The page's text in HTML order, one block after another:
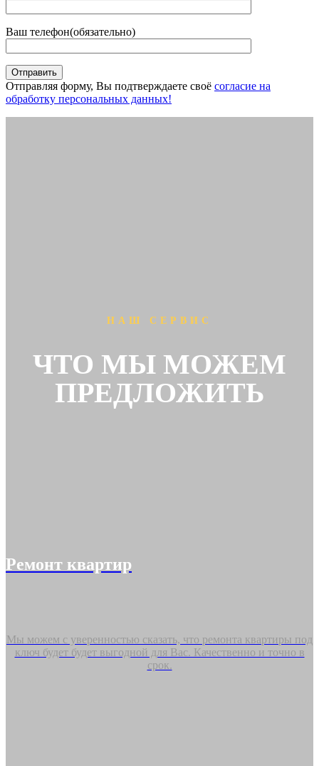
Ваш телефон(обязательно)
Отправить
Отправляя форму, Вы подтверждаете своё согласие на
обработку персональных данных!
НАШ СЕРВИС
ЧТО МЫ МОЖЕМ
ПРЕДЛОЖИТЬ
Ремонт квартир
Мы можем с уверенностью сказать, что ремонта квартиры под
ключ будет будет выгодной для Вас. Качественно и точно в
срок.